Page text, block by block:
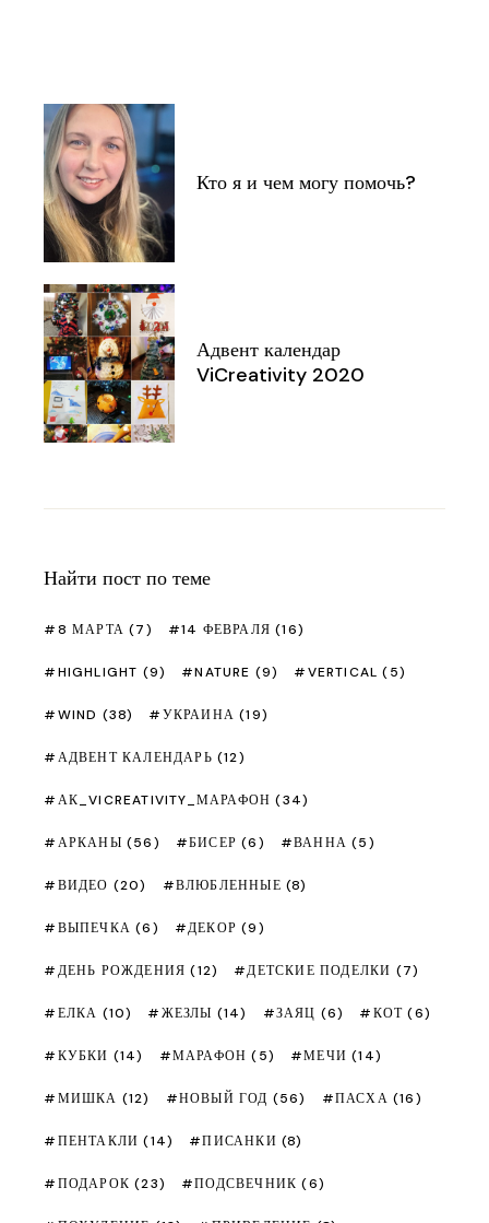
Кто я и чем могу помочь?
Адвент календар
ViCreativity 2020
Найти пост по теме
8 МАРТА (7) 14 ФЕВРАЛЯ (16)
HIGHLIGHT (9) NATURE (9) VERTICAL (5)
WIND (38) УКРАИНА (19)
АДВЕНТ КАЛЕНДАРЬ (12)
АК_VICREATIVITY_МАРАФОН (34)
АРКАНЫ (56) БИСЕР (6) ВАННА (5)
ВИДЕО (20) ВЛЮБЛЕННЫЕ (8)
ВЫПЕЧКА (6) ДЕКОР (9)
ДЕНЬ РОЖДЕНИЯ (12) ДЕТСКИЕ ПОДЕЛКИ (7)
ЕЛКА (10) ЖЕЗЛЫ (14) ЗАЯЦ (6) КОТ (6)
КУБКИ (14) МАРАФОН (5) МЕЧИ (14)
МИШКА (12) НОВЫЙ ГОД (56) ПАСХА (16)
ПЕНТАКЛИ (14) ПИСАНКИ (8)
ПОДАРОК (23) ПОДСВЕЧНИК (6)